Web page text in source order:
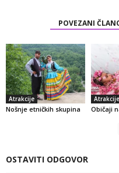
POVEZANI
Atrakcije
Nošnje etničkih skupina
Atrakcije
Običaji
OSTAVITI ODGOVOR